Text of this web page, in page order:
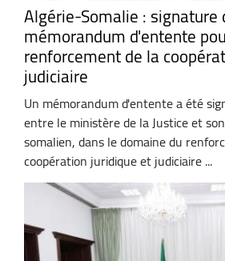
Algérie-Somalie : signature
mémorandum d'entente
renforcement de la
judiciaire
Un mémorandum d'entente a été
entre le ministère de la Justice et
somalien, dans le domaine du
coopération juridique et judiciaire ...